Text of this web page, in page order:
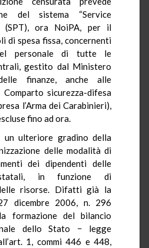
del sistema “Service
(SPT), ora NoiPA, per il
di spesa fissa, concernenti
personale di tutte le
gestito dal Ministero
finanze, anche alle
sicurezza-difesa
l’Arma dei Carabinieri),
fino ad ora.
un ulteriore gradino della
delle modalità di
dei dipendenti delle
statali, in funzione di
risorse. Difatti già la
dicembre 2006, n. 296
formazione del bilancio
dello Stato − legge
1, commi 446 e 448,